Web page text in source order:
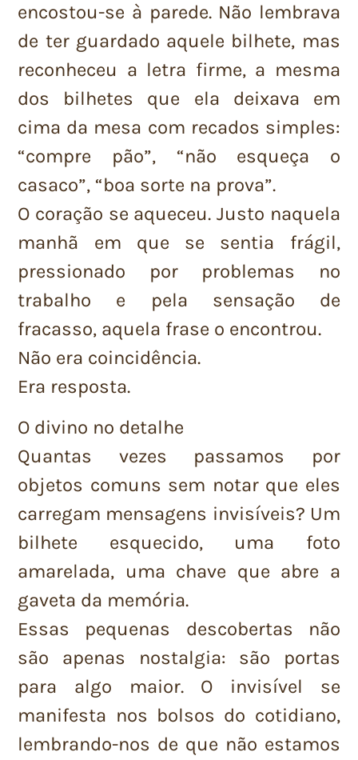
encostou-se à parede. Não lembrava
de ter guardado aquele bilhete, mas
reconheceu a letra firme, a mesma
dos bilhetes que ela deixava em
cima da mesa com recados simples:
“compre pão”, “não esqueça o
casaco”, “boa sorte na prova”.
O coração se aqueceu. Justo naquela
manhã em que se sentia frágil,
pressionado por problemas no
trabalho e pela sensação de
fracasso, aquela frase o encontrou.
Não era coincidência.
Era resposta.
O divino no detalhe
Quantas vezes passamos por
objetos comuns sem notar que eles
carregam mensagens invisíveis? Um
bilhete esquecido, uma foto
amarelada, uma chave que abre a
gaveta da memória.
Essas pequenas descobertas não
são apenas nostalgia: são portas
para algo maior. O invisível se
manifesta nos bolsos do cotidiano,
lembrando-nos de que não estamos